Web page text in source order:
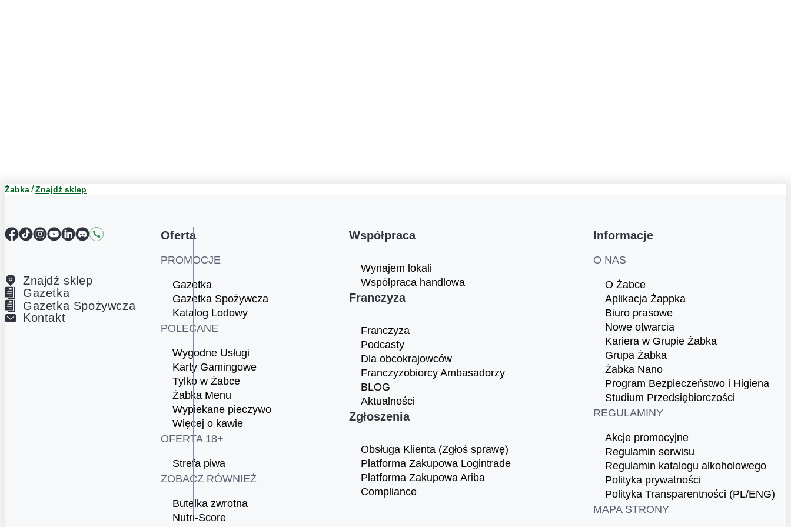
Żabka Znajdź sklep
Facebook
TikTokInstagram
YouTube
LinkedIn
DiscordKontakt
Znajdź sklep
Gazetka
Gazetka Spożywcza
Kontakt
Oferta
PROMOCJE
Gazetka
Gazetka Spożywcza
Katalog Lodowy
POLECANE
Wygodne Usługi
Karty Gamingowe
Tylko w Żabce
Żabka Menu
Wypiekane pieczywo
Więcej o kawie
OFERTA 18+
Strefa piwa
ZOBACZ RÓWNIEŻ
Butelka zwrotna
Nutri-Score
Współpraca
Wynajem lokali
Współpraca handlowa
Franczyza
Franczyza
Podcasty
Dla obcokrajowców
Franczyzobiorcy Ambasadorzy
BLOG
Aktualności
Zgłoszenia
Obsługa Klienta (Zgłoś sprawę)
Platforma Zakupowa Logintrade
Platforma Zakupowa Ariba
Compliance
Informacje
O NAS
O Żabce
Aplikacja Żappka
Biuro prasowe
Nowe otwarcia
Kariera w Grupie Żabka
Grupa Żabka
Żabka Nano
Program Bezpieczeństwo i Higiena
Studium Przedsiębiorczości
REGULAMINY
Akcje promocyjne
Regulamin serwisu
Regulamin katalogu alkoholowego
Polityka prywatności
Polityka Transparentności (PL/ENG)
MAPA STRONY